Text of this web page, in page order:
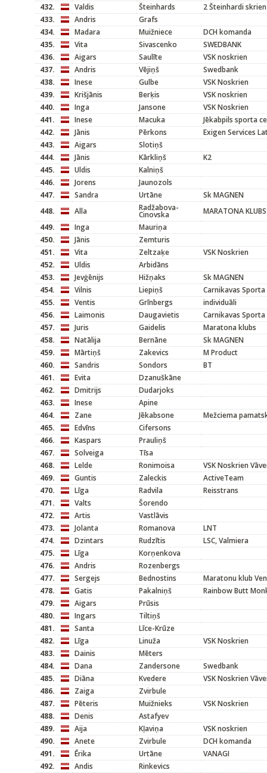
432.
Valdis Šteinhards
2 Šteinhardi skrien
433.
Andris
Grafs
434.
Madara Muižniece
DCH komanda
435.
Vita Sivascenko
SWEDBANK
436.
Aigars Saulīte
VSK noskrien
437.
Andris Vējiņš
Swedbank
438.
Inese Gulbe
VSK Noskrien
439.
Krišjānis Berķis
VSK noskrien
440.
Inga Jansone
VSK Noskrien
441.
Inese Macuka
Jēkabpils sporta
442.
Jānis Pērkons
Exigen Services
443.
Aigars
Slotiņš
444.
Jānis Kārkliņš
K2
445.
Uldis
Kalniņš
446.
Jorens
Jaunozols
447.
Sandra Urtāne
Sk MAGNEN
448.
Alla Radžabova-
Cinovska
MARATONA KLUBS
449.
Inga
Mauriņa
450.
Jānis
Zemturis
451.
Vita Zeltzaķe
VSK Noskrien
452.
Uldis
Arbidāns
453.
Jevģēnijs Hižņaks
Sk MAGNEN
454.
Vilnis Liepiņš
Carnikavas
455.
Ventis Grīnbergs
individuāli
456.
Laimonis Daugavietis
Carnikavas
457.
Juris Gaidelis
Maratona klubs
458.
Natālija Bernāne
Sk MAGNEN
459.
Mārtiņš Zakevics
M Product
460.
Sandris Sondors
BT
461.
Evita
Dzanuškāne
462.
Dmitrijs
Dudarjoks
463.
Inese
Apine
464.
Zane Jēkabsone
Mežciema
465.
Edvīns
Cifersons
466.
Kaspars
Prauliņš
467.
Solveiga
Tīsa
468.
Lelde Ronimoisa
VSK Noskrien
469.
Guntis Zaleckis
ActiveTeam
470.
Līga Radvila
Reisstrans
471.
Valts
Šorendo
472.
Artis
Vastlāvis
473.
Jolanta Romanova
LNT
474.
Dzintars Rudzītis
LSC, Valmiera
475.
Līga
Korņenkova
476.
Andris
Rozenbergs
477.
Sergejs Bednostins
Maratonu klub
478.
Gatis Pakalniņš
Rainbow Butt
479.
Aigars
Prūsis
480.
Ingars
Tiltiņš
481.
Santa
Līce-Krūze
482.
Līga Linuža
VSK Noskrien
483.
Dainis
Mēters
484.
Dana Zandersone
Swedbank
485.
Diāna Kvedere
VSK Noskrien
486.
Zaiga
Zvirbule
487.
Pēteris Muižnieks
VSK Noskrien
488.
Denis
Astafyev
489.
Aija Kļaviņa
VSK noskrien
490.
Anete Zvirbule
DCH komanda
491.
Ērika Urtāne
VANAGI
492.
Andis Rinkevics